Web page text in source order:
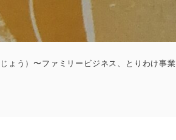
ょう）〜ファミリービジネス、とりわけ事